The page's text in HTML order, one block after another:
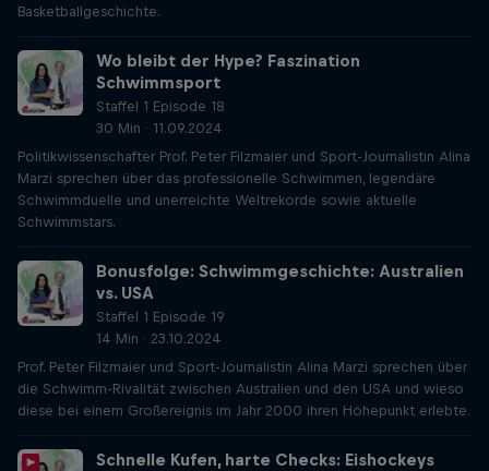
Basketballgeschichte.
Wo bleibt der Hype? Faszination
Schwimmsport
Staffel 1 Episode 18
30 Min · 11.09.2024
Politikwissenschafter Prof. Peter Filzmaier und Sport-Journalistin Alina
Marzi sprechen über das professionelle Schwimmen, legendäre
Schwimmduelle und unerreichte Weltrekorde sowie aktuelle
Schwimmstars.
Bonusfolge: Schwimmgeschichte: Australien
vs. USA
Staffel 1 Episode 19
14 Min · 23.10.2024
Prof. Peter Filzmaier und Sport-Journalistin Alina Marzi sprechen über
die Schwimm-Rivalität zwischen Australien und den USA und wieso
diese bei einem Großereignis im Jahr 2000 ihren Höhepunkt erlebte.
Schnelle Kufen, harte Checks: Eishockeys